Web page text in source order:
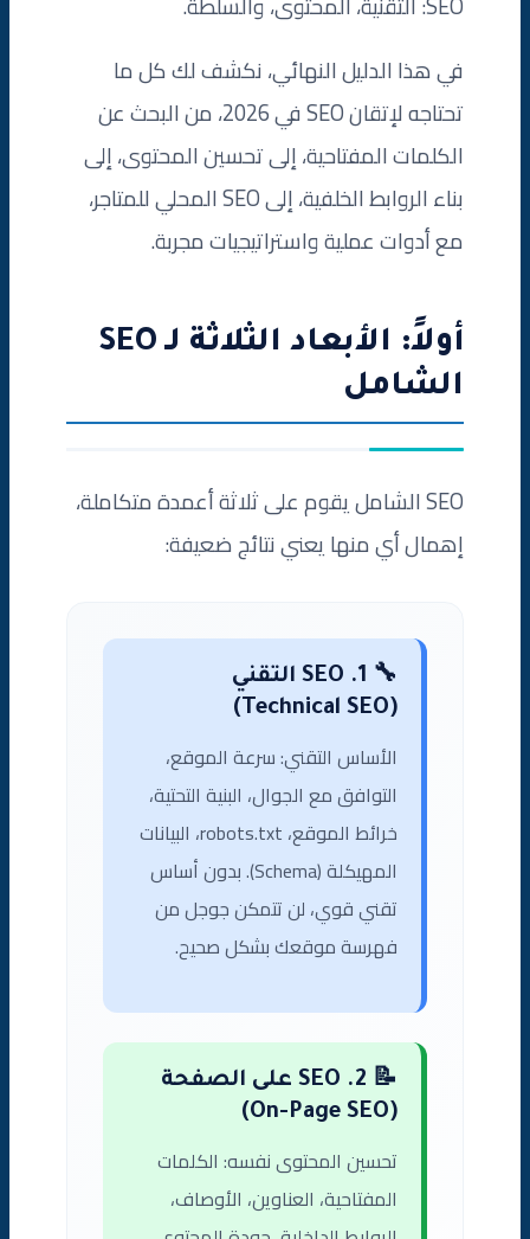
في هذا الدليل النهائي، نكشف لك كل ما
تحتاجه لإتقان SEO في 2026، من البحث عن
الكلمات المفتاحية، إلى تحسين المحتوى، إلى
بناء الروابط الخلفية، إلى SEO المحلي للمتاجر،
مع أدوات عملية واستراتيجيات مجربة.
أولاً: الأبعاد الثلاثة لـ SEO
الشامل
SEO الشامل يقوم على ثلاثة أعمدة متكاملة،
إهمال أي منها يعني نتائج ضعيفة:
🔧 1. SEO التقني
(Technical SEO)
الأساس التقني: سرعة الموقع،
التوافق مع الجوال، البنية التحتية،
خرائط الموقع، robots.txt، البيانات
المهيكلة (Schema). بدون أساس
تقني قوي، لن تتمكن جوجل من
فهرسة موقعك بشكل صحيح.
📝 2. SEO على الصفحة
(On-Page SEO)
تحسين المحتوى نفسه: الكلمات
المفتاحية، العناوين، الأوصاف،